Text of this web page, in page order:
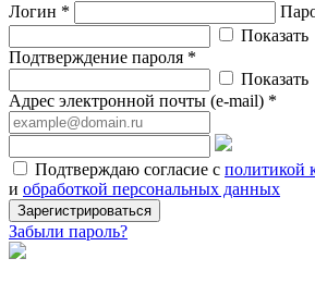
Логин *
Показать
Подтверждение пароля *
Показать
Адрес электронной почты (e-mail) *
Подтверждаю согласие с политикой
и обработкой персональных данных
Зарегистрироваться
Забыли пароль?